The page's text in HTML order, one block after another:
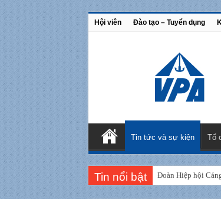
Hội viên Đào tạo – Tuyển dụng
Tin tức và sự kiện Tổ
Tin nổi bật Đoàn Hiệp hội